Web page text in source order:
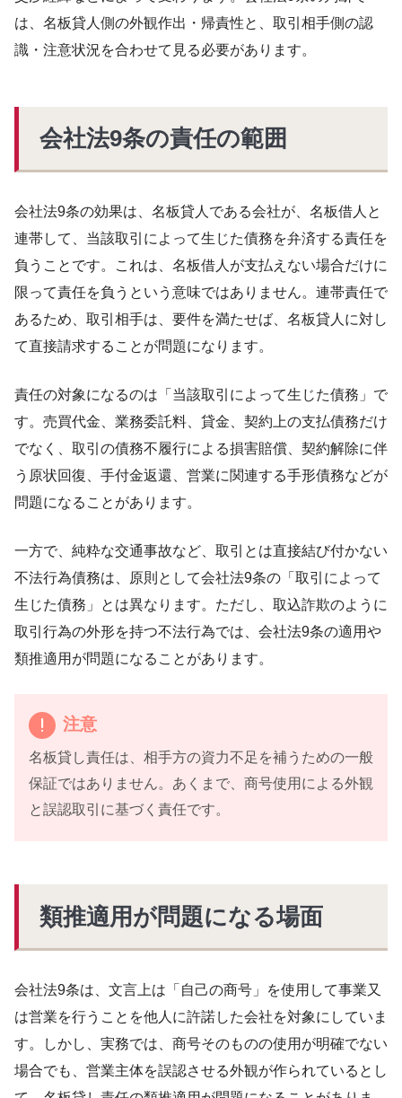
は、名板貸人側の外観作出・帰責性と、取引相手側の認
識・注意状況を合わせて見る必要があります。
会社法9条の責任の範囲
会社法9条の効果は、名板貸人である会社が、名板借人と
連帯して、当該取引によって生じた債務を弁済する責任を
負うことです。これは、名板借人が支払えない場合だけに
限って責任を負うという意味ではありません。連帯責任で
あるため、取引相手は、要件を満たせば、名板貸人に対し
て直接請求することが問題になります。
責任の対象になるのは「当該取引によって生じた債務」で
す。売買代金、業務委託料、貸金、契約上の支払債務だけ
でなく、取引の債務不履行による損害賠償、契約解除に伴
う原状回復、手付金返還、営業に関連する手形債務などが
問題になることがあります。
一方で、純粋な交通事故など、取引とは直接結び付かない
不法行為債務は、原則として会社法9条の「取引によって
生じた債務」とは異なります。ただし、取込詐欺のように
取引行為の外形を持つ不法行為では、会社法9条の適用や
類推適用が問題になることがあります。
注意
名板貸し責任は、相手方の資力不足を補うための一般
保証ではありません。あくまで、商号使用による外観
と誤認取引に基づく責任です。
類推適用が問題になる場面
会社法9条は、文言上は「自己の商号」を使用して事業又
は営業を行うことを他人に許諾した会社を対象にしていま
す。しかし、実務では、商号そのものの使用が明確でない
場合でも、営業主体を誤認させる外観が作られているとし